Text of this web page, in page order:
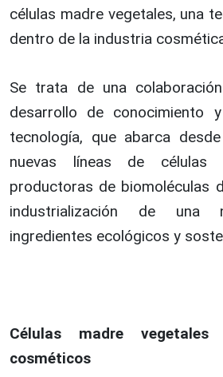
células madre vegetales, una
dentro de la industria
Se trata de una
desarrollo de conocimiento
tecnología, que abarca
nuevas líneas de células
productoras de biomoléculas
industrialización de una
ingredientes ecológicos y
Células madre vegetales
cosméticos